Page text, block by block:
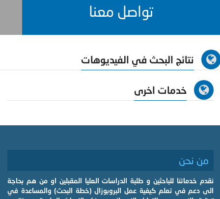
تواصل معنا
نتائج البحث في الفيديوهات
خدمات اخرى
من نحن
نقدم خدماتنا للباحثين و طلبة الدراسات العليا المقبلين او من هم بحاجة
الى دعم في تعلم كيفية عمل البروبوزال (خطة البحث) والمساعدة في